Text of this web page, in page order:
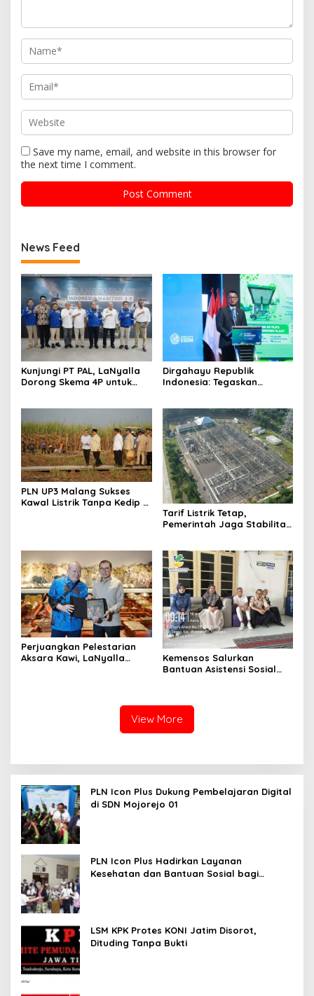
Save my name, email, and website in this browser for
the next time I comment.
News Feed
Kunjungi PT PAL, LaNyalla
Dorong Skema 4P untuk
Dirgahayu Republik
Indonesia: Tegaskan
Nasional
PLN UP3 Malang Sukses
Kawal Listrik Tanpa Kedip di
Tarif Listrik Tetap,
Pemerintah Jaga Stabilitas
Perjuangkan Pelestarian
Aksara Kawi, LaNyalla
Kemensos Salurkan
Bantuan Asistensi Sosial
View More
PLN Icon Plus Dukung Pembelajaran Digital
di SDN Mojorejo 01
PLN Icon Plus Hadirkan Layanan
Kesehatan dan Bantuan Sosial bagi
LSM KPK Protes KONI Jatim Disorot,
Dituding Tanpa Bukti